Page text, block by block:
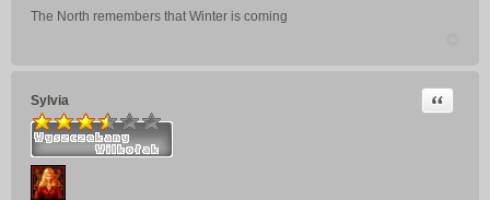
The North remembers that Winter is coming
Sylvia Cytuj